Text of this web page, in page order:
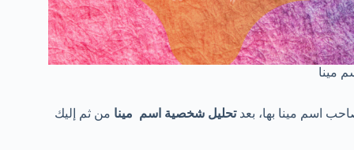
مينا
اسم مينا بها، بعدتحليل شخصية اسم مينا من ثم إليك